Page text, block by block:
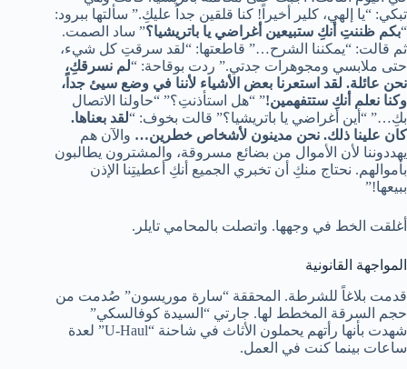
تبكي: “يا إلهي، كلير أخيراً! كنا قلقين جداً عليكِ.” سألتها ببرود:
“بكم ظننتِ أنكِ ستبيعين أغراضي يا باتريشيا؟” ساد الصمت.
ثم قالت: “يمكننا الشرح…” قاطعتها: “لقد سرقتِ كل شيء،
حتى ملابسي ومجوهرات جدتي.” ردت بوقاحة: “لم نسرقكِ،
نحن عائلة. لقد استعرنا بعض الأشياء لأننا في وضع سيئ جداً،
وكنا نعلم أنكِ ستتفهمين!” “هل استأذنتِ؟” “حاولنا الاتصال
بكِ…” “أين أغراضي يا باتريشيا؟” قالت بخوف: “لقد بعناها.
كان علينا ذلك. نحن مدينون لأشخاص خطرين… والآن هم
يهددوننا لأن الأموال من بضائع مسروقة، والمشترون يطالبون
بأموالهم. نحتاج منكِ أن تخبري الجميع أنكِ أعطيتِنا الإذن
ببيعها!”
أغلقت الخط في وجهها. واتصلت بالمحامي تايلر.
المواجهة القانونية
قدمت بلاغاً للشرطة. المحققة “سارة موريسون” صُدمت من
حجم السرقة المخطط لها. جارتي “السيدة كوفالسكي”
شهدت بأنها رأتهم يحملون الأثاث في شاحنة “U-Haul” لعدة
ساعات بينما كنت في العمل.